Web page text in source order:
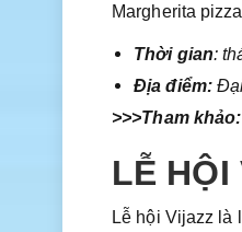
Margherita
Thời gian:
Địa điểm:
>>>Tham khảo:
LỄ HỘI
Lễ hội Vijazz ​​là